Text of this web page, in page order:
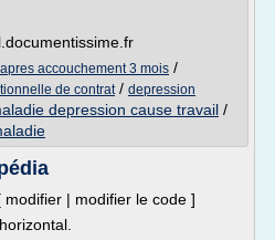
accouchement 3 mois /
de contrat/ depression
depression cause travail /
| modifier le code ]